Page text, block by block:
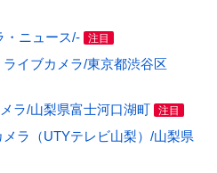
・ニュース/- 注目
イブカメラ/東京都渋谷区
ラ/山梨県富士河口湖町 注目
ラ（UTYテレビ山梨）/山梨県